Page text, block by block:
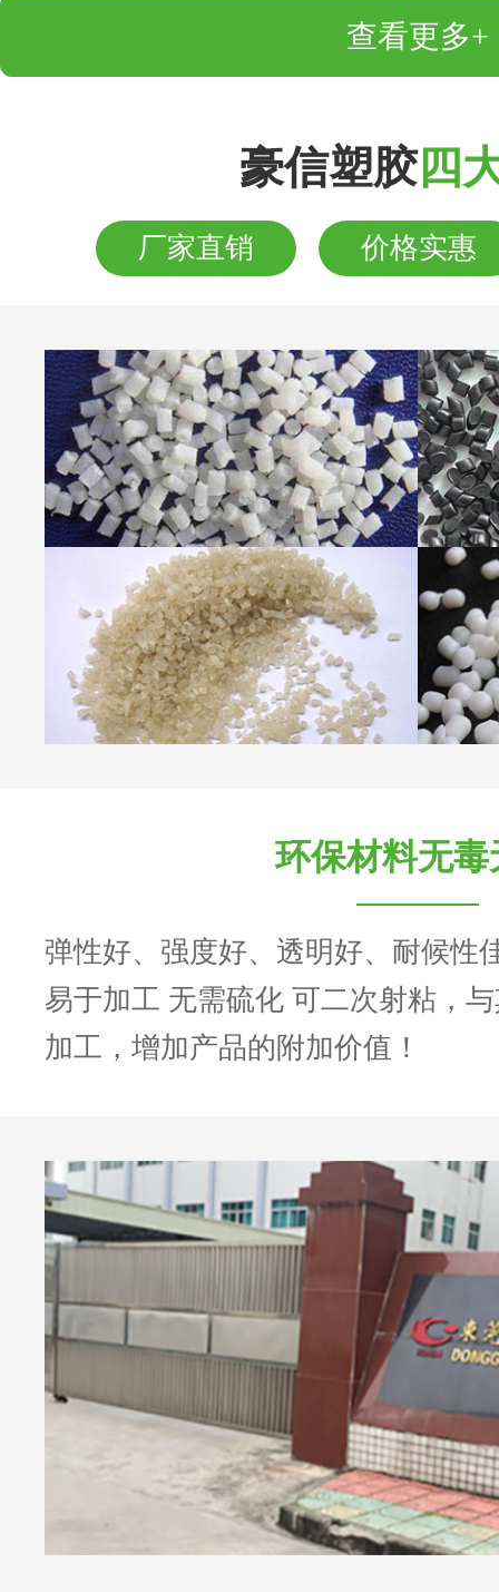
查看更多+
豪信塑胶四
厂家直销 价格实惠
环保材料无毒
弹性好、强度好、透明好、耐候性
易于加工 无需硫化 可二次射粘，
加工，增加产品的附加价值！